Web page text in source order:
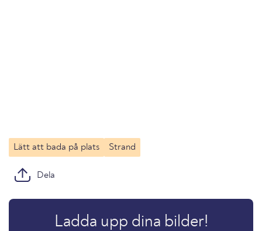
Lätt att bada på plats Strand
Dela
Ladda upp dina bilder!